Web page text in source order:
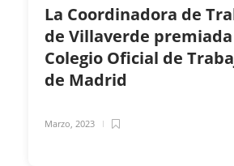
La Coordinadora de
de Villaverde
Colegio Oficial de
de Madrid
Marzo, 2023